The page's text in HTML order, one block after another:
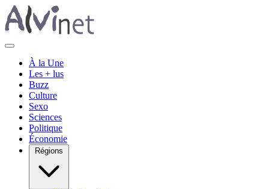
À la Une
Les + lus
Buzz
Culture
Sexo
Sciences
Politique
Économie
Régions